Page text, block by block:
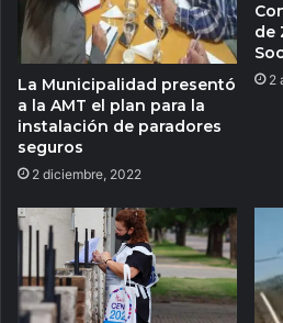
La Municipalidad presentó
a la AMT el plan para la
instalación de paradores
seguros
2 diciembre, 2022
de
2